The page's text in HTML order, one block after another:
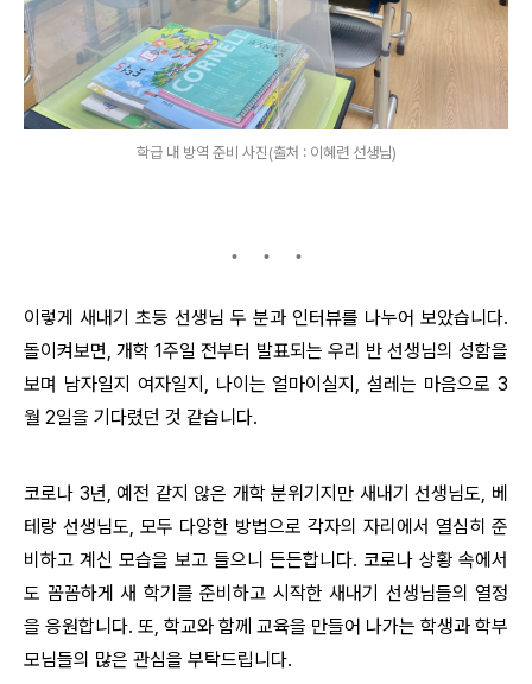
학급 내 방역 준비 사진(출처 : 이혜련 선생님)
이렇게 새내기 초등 선생님 두 분과 인터뷰를 나누어 보았습니다.
돌이켜보면, 개학 1주일 전부터 발표되는 우리 반 선생님의 성함을
보며 남자일지 여자일지, 나이는 얼마이실지, 설레는 마음으로 3
월 2일을 기다렸던 것 같습니다.
코로나 3년, 예전 같지 않은 개학 분위기지만 새내기 선생님도, 베
테랑 선생님도, 모두 다양한 방법으로 각자의 자리에서 열심히 준
비하고 계신 모습을 보고 들으니 든든합니다. 코로나 상황 속에서
도 꼼꼼하게 새 학기를 준비하고 시작한 새내기 선생님들의 열정
을 응원합니다. 또, 학교와 함께 교육을 만들어 나가는 학생과 학부
모님들의 많은 관심을 부탁드립니다.